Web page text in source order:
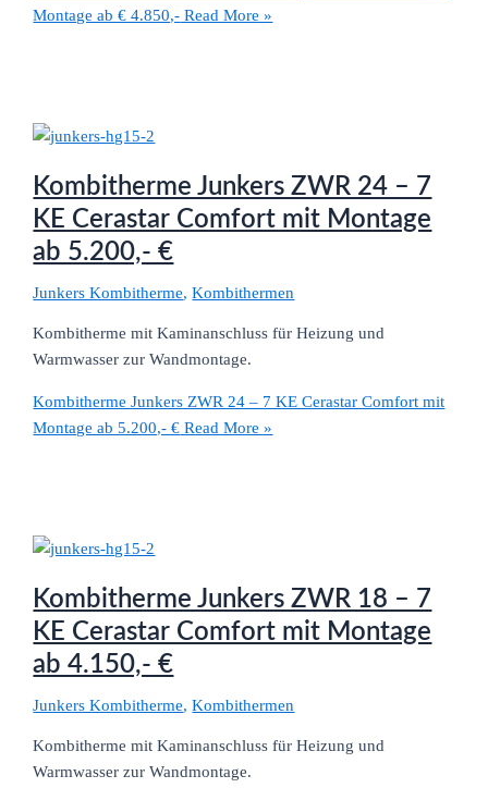
Montage ab € 4.850,- Read More »
Kombitherme Junkers ZWR 24 – 7
KE Cerastar Comfort mit Montage
ab 5.200,- €
Junkers Kombitherme,Kombithermen
Kombitherme mit Kaminanschluss für Heizung und
Warmwasser zur Wandmontage.
Kombitherme Junkers ZWR 24 – 7 KE Cerastar Comfort mit
Montage ab 5.200,- € Read More »
Kombitherme Junkers ZWR 18 – 7
KE Cerastar Comfort mit Montage
ab 4.150,- €
Junkers Kombitherme,Kombithermen
Kombitherme mit Kaminanschluss für Heizung und
Warmwasser zur Wandmontage.